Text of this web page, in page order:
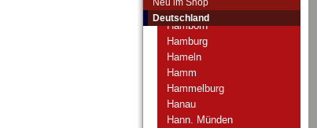
Deutschland
Halle
Hamborn
Hamburg
Hameln
Hamm
Hammelburg
Hanau
Hann. Münden